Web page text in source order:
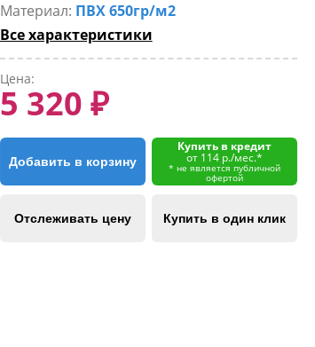
Материал: ПВХ 650гр/м2
Все характеристики
Цена:
5 320 ₽
Добавить в корзину
Купить в кредит
от 114 р./мес.*
* не является публичной
офертой
Отслеживать цену Купить в один клик